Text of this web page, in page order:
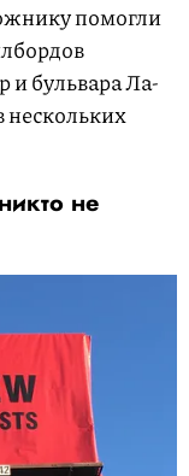
помогли
и бульвара Ла-
нескольких
не